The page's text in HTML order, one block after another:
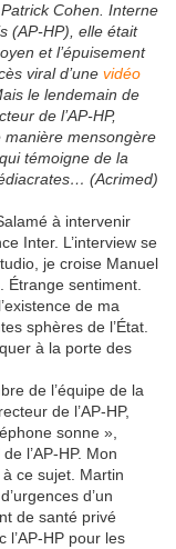
Cohen. Interne
(AP-HP), elle était
et l’épuisement
viral d’une vidéo
le lendemain de
de l’AP-HP,
manière mensongère
témoigne de la
(Acrimed)
à intervenir
Inter. L’interview se
je croise Manuel
Étrange sentiment.
de ma
sphères de l’État.
à la porte des
de l’équipe de la
de l’AP-HP,
sonne »,
l’AP-HP. Mon
ce sujet. Martin
d’un
de santé privé
l’AP-HP pour les